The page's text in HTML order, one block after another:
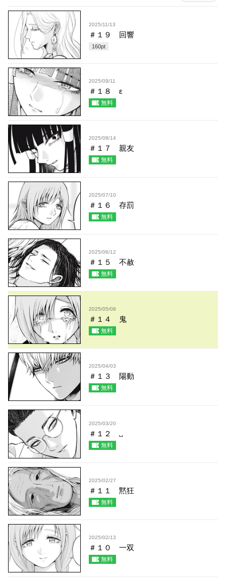
2025/11/13
＃１９ 回響
160pt
2025/09/11
＃１８ ε
無料
2025/08/14
＃１７ 親友
無料
2025/07/10
＃１６ 存罰
無料
2025/06/12
＃１５ 不赦
無料
2025/05/08
＃１４ 鬼
無料
2025/04/03
＃１３ 陽動
無料
2025/03/20
＃１２ ␣
無料
2025/02/27
＃１１ 黙狂
無料
2025/02/13
＃１０ 一双
無料